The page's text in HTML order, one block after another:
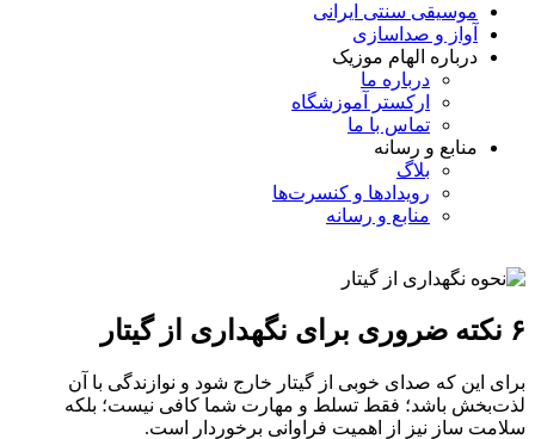
موسیقی سنتی ایرانی
آواز و صداسازی
درباره الهام موزیک
درباره ما
ارکستر آموزشگاه
تماس با ما
منابع و رسانه
بلاگ
رویدادها و کنسرت‌ها
منابع و رسانه
۶ نکته ضروری برای نگهداری از گیتار
برای این که صدای خوبی از گیتار خارج شود و نوازندگی با آن
لذت‌بخش باشد؛ فقط تسلط و مهارت شما کافی نیست؛ بلکه
سلامت ساز نیز از اهمیت فراوانی برخوردار است.